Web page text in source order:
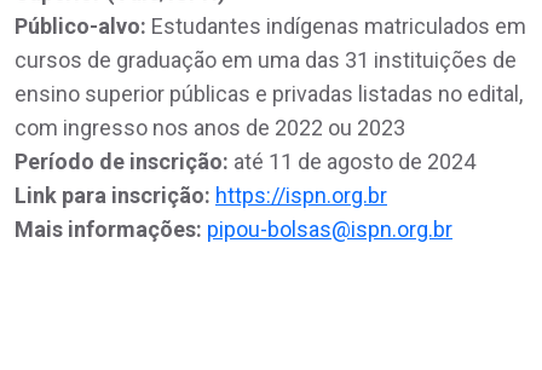
Público-alvo: Estudantes indígenas matriculados em
cursos de graduação em uma das 31 instituições de
ensino superior públicas e privadas listadas no edital,
com ingresso nos anos de 2022 ou 2023
Período de inscrição: até 11 de agosto de 2024
Link para inscrição: https://ispn.org.br
Mais informações: pipou-bolsas@ispn.org.br